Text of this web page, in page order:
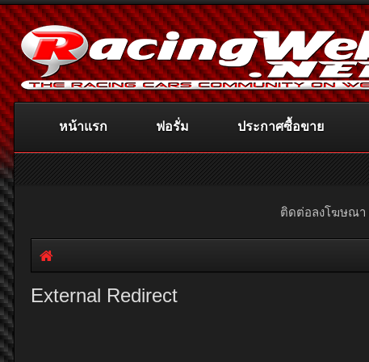
ติดต่อลงโฆษณา
External Redirect
หน้าแรก ฟอรั่ม ประกาศซื้อขาย